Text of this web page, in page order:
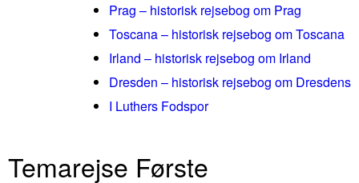
Prag – historisk rejsebog om Prag
Toscana – historisk rejsebog om Toscana
Irland – historisk rejsebog om Irland
Dresden – historisk rejsebog om Dresdens
I Luthers Fodspor
Temarejse Første